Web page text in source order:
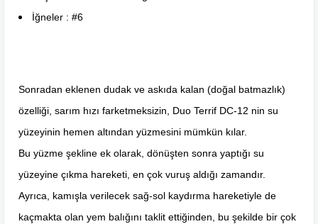
İğneler : #6
Sonradan eklenen dudak ve askıda kalan (doğal batmazlık)
özelliği, sarım hızı farketmeksizin, Duo Terrif DC-12 nin su
yüzeyinin hemen altından yüzmesini mümkün kılar.
Bu yüzme şekline ek olarak, dönüşten sonra yaptığı su
yüzeyine çıkma hareketi, en çok vuruş aldığı zamandır.
Ayrıca, kamışla verilecek sağ-sol kaydırma hareketiyle de
kaçmakta olan yem balığını taklit ettiğinden, bu şekilde bir çok